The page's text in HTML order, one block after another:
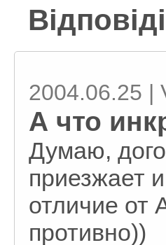
Відповіді
2004.06.25 |
А что
Думаю,
приезжает
отличие от
противно))